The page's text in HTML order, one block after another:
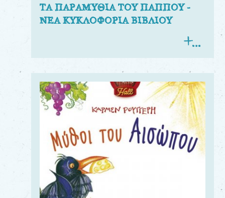
ΤΑ ΠΑΡΑΜΥΘΙΑ ΤΟΥ ΠΑΠΠΟΥ -
ΝΕΑ ΚΥΚΛΟΦΟΡΙΑ ΒΙΒΛΙΟΥ